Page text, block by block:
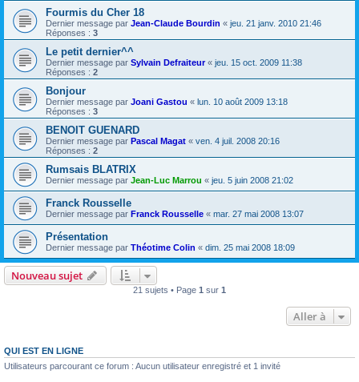
Fourmis du Cher 18
Dernier message par Jean-Claude Bourdin « jeu. 21 janv. 2010 21:46
Réponses : 3
Le petit dernier^^
Dernier message par Sylvain Defraiteur« jeu. 15 oct. 2009 11:38
Réponses : 2
Bonjour
Dernier message par Joani Gastou « lun. 10 août 2009 13:18
Réponses : 3
BENOIT GUENARD
Dernier message par Pascal Magat « ven. 4 juil. 2008 20:16
Réponses : 2
Rumsais BLATRIX
Dernier message par Jean-Luc Marrou « jeu. 5 juin 2008 21:02
Franck Rousselle
Dernier message par Franck Rousselle « mar. 27 mai 2008 13:07
Présentation
Dernier message par Théotime Colin « dim. 25 mai 2008 18:09
Nouveau sujet
21 sujets • Page 1 sur 1
Aller à
QUI EST EN LIGNE
Utilisateurs parcourant ce forum : Aucun utilisateur enregistré et 1 invité